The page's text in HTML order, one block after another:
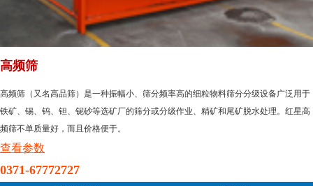
高频筛
高频筛（又名高品筛）是一种振幅小、筛分频率高的细粒物料筛分分级设备广泛用于
铁矿、锡、钨、钽、铌砂等选矿厂的筛分或分级作业、精矿和尾矿脱水处理。红星高
频筛不单质量好，而且价格便于。
查看参数
0371-67772727